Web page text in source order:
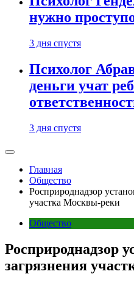
нужно
3 дня спустя
Психолог
деньги учат
3 дня спустя
Главная
Общество
Росприроднадзор
участка Москвы-реки
Общество
Росприроднадзор
загрязнения